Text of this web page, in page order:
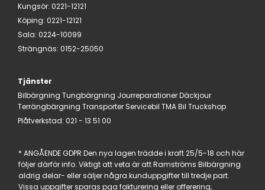
Kungsör: 0221-12121
Köping: 0221-12121
Sala: 0224-10099
Strängnäs: 0152-25050
Tjänster
Bilbärgning Tungbärgning JourreparationerDäckjour
Terrängbärgning Transporter Servicebil TMA Bil Truckshop
Plåtverkstad: 021 - 13 51 00
* ANGÅENDE GDPR Den nya lagen trädde i kraft 25/5-18 och här
följer därför info. Viktigt att veta är att Ramströms Bilbärgning
aldrig delar- eller säljer några kunduppgifter till tredje part.
Vissa uppgifter sparas pga fakturering eller offerering,